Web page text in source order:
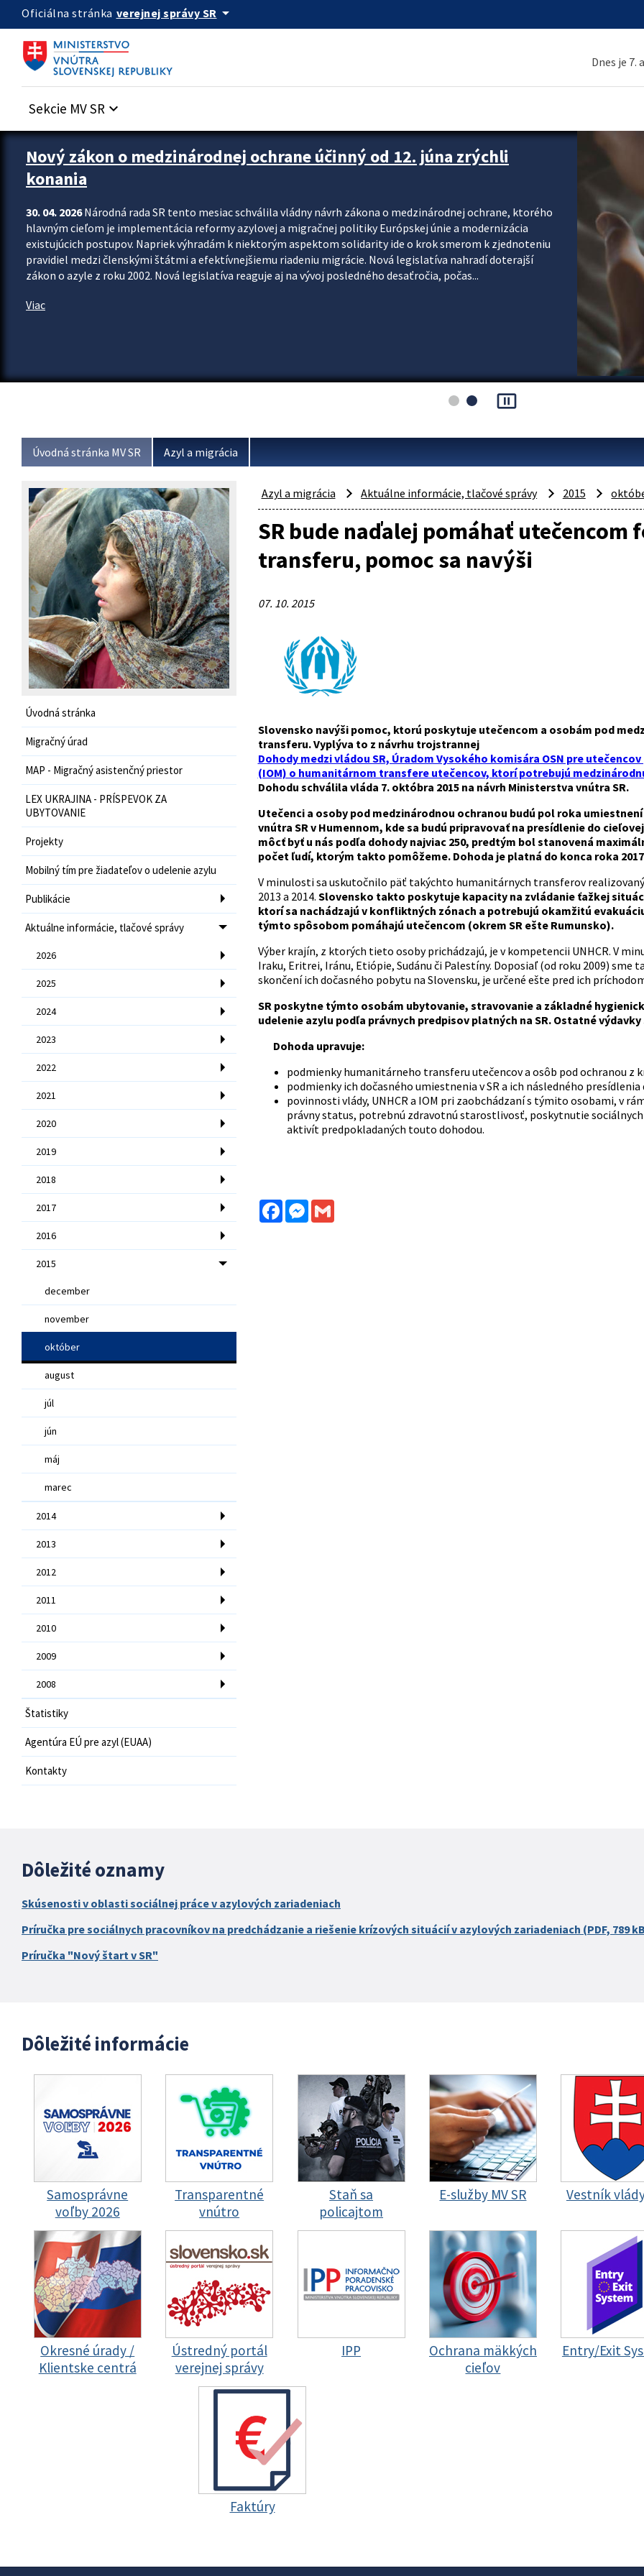
Preskocit na hlavný obsah
Oficiálna stránka verejnej správy SR arrow_drop_down
Dnes je 7.
Sekcie MV SR keyboard_arrow_down
Zastavit automatický posun upútavok
Nový zákon o medzinárodnej ochrane účinný od 12. júna zrýchli
konania
30. 04. 2026Národná rada SR tento mesiac schválila vládny návrh zákona o medzinárodnej ochrane, ktorého
hlavným cieľom je implementácia reformy azylovej a migračnej politiky Európskej únie a modernizácia
existujúcich postupov. Napriek výhradám k niektorým aspektom solidarity ide o krok smerom k zjednoteniu
pravidiel medzi členskými štátmi a efektívnejšiemu riadeniu migrácie. Nová legislatíva nahradí doterajší
zákon o azyle z roku 2002. Nová legislatíva reaguje aj na vývoj posledného desaťročia, počas...
Viac
pause_presentation
Úvodná stránka MV SR Azyl a migrácia
Úvodná stránka
Migračný úrad
MAP - Migračný asistenčný priestor
LEX UKRAJINA - PRÍSPEVOK ZA
UBYTOVANIE
Projekty
Mobilný tím pre žiadateľov o udelenie azylu
Publikácie
Aktuálne informácie, tlačové správy
2026
2025
2024
2023
2022
2021
2020
2019
2018
2017
2016
2015
december
november
október
august
júl
jún
máj
marec
2014
2013
2012
2011
2010
2009
2008
Štatistiky
Agentúra EÚ pre azyl (EUAA)
Kontakty
Azyl a migrácia Aktuálne informácie, tlačové správy 2015
SR bude naďalej pomáhať
transferu, pomoc sa navýši
07. 10. 2015
Slovensko navýši pomoc, ktorú poskytuje utečencom a osobám pod
transferu. Vyplýva to z návrhu trojstrannej
Dohody medzi vládou SR, Úradom Vysokého komisára OSN pre
(IOM) o humanitárnom transfere utečencov, ktorí potrebujú
Dohodu schválila vláda 7. októbra 2015 na návrh Ministerstva vnútra SR.
Utečenci a osoby pod medzinárodnou ochranou budú pol roka umiestnení
vnútra SR v Humennom, kde sa budú pripravovať na presídlenie do
môcť byť u nás podľa dohody najviac 250, predtým bol stanovená
počet ľudí, ktorým takto pomôžeme. Dohoda je platná do konca roka
V minulosti sa uskutočnilo päť takýchto humanitárnych transferov
2013 a 2014. Slovensko takto poskytuje kapacity na zvládanie ťažkej
ktorí sa nachádzajú v konfliktných zónach a potrebujú okamžitú
týmto spôsobom pomáhajú utečencom (okrem SR ešte Rumunsko).
Výber krajín, z ktorých tieto osoby prichádzajú, je v kompetencii UNHCR. V
Iraku, Eritrei, Iránu, Etiópie, Sudánu či Palestíny. Doposiaľ (od roku 2009)
skončení ich dočasného pobytu na Slovensku, je určené ešte pred ich
SR poskytne týmto osobám ubytovanie, stravovanie a základné
udelenie azylu podľa právnych predpisov platných na SR. Ostatné
Dohoda upravuje:
podmienky humanitárneho transferu utečencov a osôb pod ochranou z
podmienky ich dočasného umiestnenia v SR a ich následného
povinnosti vlády, UNHCR a IOM pri zaobchádzaní s týmito osobami, v
právny status, potrebnú zdravotnú starostlivosť, poskytnutie
aktivít predpokladaných touto dohodou.
FacebookMessenger
Gmail
Dôležité oznamy
Skúsenosti v oblasti sociálnej práce v azylových zariadeniach
Príručka pre sociálnych pracovníkov na predchádzanie a riešenie krízových situácií v azylových zariadeniach (PDF, 789
Príručka "Nový štart v SR"
Dôležité informácie
Samosprávne
voľby 2026
Transparentné
vnútro
Staň sa
policajtom
E-služby MV SR Vestník
Okresné úrady /
Klientske centrá
Ústredný portál
verejnej správy
IPP
Ochrana mäkkých
cieľov
Entry/Exit
Faktúry